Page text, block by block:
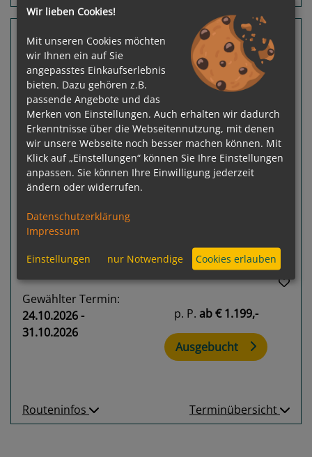
7 Nächte Heilbronn, Eberbach, Mainz
MS Casanova
Stuttgart - Frankfurt am Main
Previous
Gewählter Termin:
24.10.2026 -
31.10.2026
p. P. ab€ 1.199,-
Ausgebucht
Routeninfos Terminübersicht
Wir lieben Cookies!
Mit unseren Cookies möchten
wir Ihnen ein auf Sie
angepasstes Einkaufserlebnis
bieten. Dazu gehören z.B.
passende Angebote und das
Merken von Einstellungen. Auch erhalten wir dadurch
Erkenntnisse über die Webseitennutzung, mit denen
wir unsere Webseite noch besser machen können. Mit
Klick auf „Einstellungen“ können Sie Ihre Einstellungen
anpassen. Sie können Ihre Einwilligung jederzeit
ändern oder widerrufen.
Datenschutzerklärung
Impressum
Einstellungen nur Notwendige Cookies erlauben